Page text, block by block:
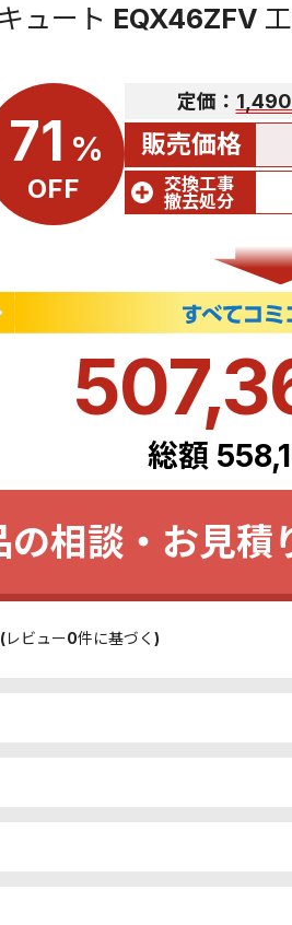
ュート EQX46ZFV
71 %
OFF
定価：
販売価格
交換工事
撤去処分
総額
の相談・お見積
ビュー0件に基づく)